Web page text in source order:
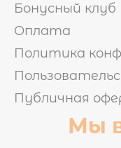
Бонусный клуб
Оплата
Политика
Публичная
Мы